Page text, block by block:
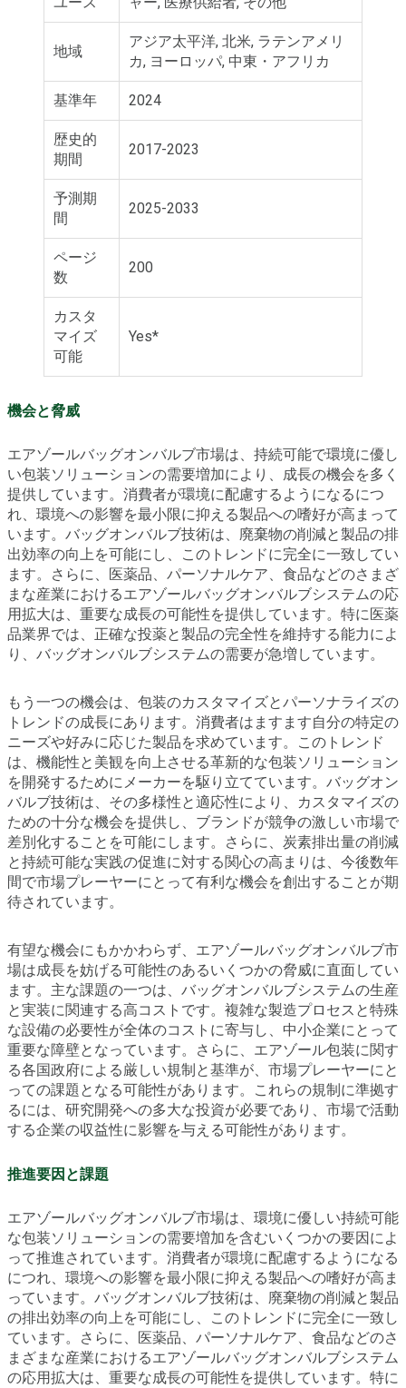
地域
アジア太平洋, 北米, ラテンアメリ
カ, ヨーロッパ, 中東・アフリカ
基準年 2024
歴史的
期間
2017-2023
予測期
間
2025-2033
ページ
数
200
カスタ
マイズ
可能
Yes*
機会と脅威
エアゾールバッグオンバルブ市場は、持続可能で環境に優し
い包装ソリューションの需要増加により、成長の機会を多く
提供しています。消費者が環境に配慮するようになるにつ
れ、環境への影響を最小限に抑える製品への嗜好が高まって
います。バッグオンバルブ技術は、廃棄物の削減と製品の排
出効率の向上を可能にし、このトレンドに完全に一致してい
ます。さらに、医薬品、パーソナルケア、食品などのさまざ
まな産業におけるエアゾールバッグオンバルブシステムの応
用拡大は、重要な成長の可能性を提供しています。特に医薬
品業界では、正確な投薬と製品の完全性を維持する能力によ
り、バッグオンバルブシステムの需要が急増しています。
もう一つの機会は、包装のカスタマイズとパーソナライズの
トレンドの成長にあります。消費者はますます自分の特定の
ニーズや好みに応じた製品を求めています。このトレンド
は、機能性と美観を向上させる革新的な包装ソリューション
を開発するためにメーカーを駆り立てています。バッグオン
バルブ技術は、その多様性と適応性により、カスタマイズの
ための十分な機会を提供し、ブランドが競争の激しい市場で
差別化することを可能にします。さらに、炭素排出量の削減
と持続可能な実践の促進に対する関心の高まりは、今後数年
間で市場プレーヤーにとって有利な機会を創出することが期
待されています。
有望な機会にもかかわらず、エアゾールバッグオンバルブ市
場は成長を妨げる可能性のあるいくつかの脅威に直面してい
ます。主な課題の一つは、バッグオンバルブシステムの生産
と実装に関連する高コストです。複雑な製造プロセスと特殊
な設備の必要性が全体のコストに寄与し、中小企業にとって
重要な障壁となっています。さらに、エアゾール包装に関す
る各国政府による厳しい規制と基準が、市場プレーヤーにと
っての課題となる可能性があります。これらの規制に準拠す
るには、研究開発への多大な投資が必要であり、市場で活動
する企業の収益性に影響を与える可能性があります。
推進要因と課題
エアゾールバッグオンバルブ市場は、環境に優しい持続可能
な包装ソリューションの需要増加を含むいくつかの要因によ
って推進されています。消費者が環境に配慮するようになる
につれ、環境への影響を最小限に抑える製品への嗜好が高ま
っています。バッグオンバルブ技術は、廃棄物の削減と製品
の排出効率の向上を可能にし、このトレンドに完全に一致し
ています。さらに、医薬品、パーソナルケア、食品などのさ
まざまな産業におけるエアゾールバッグオンバルブシステム
の応用拡大は、重要な成長の可能性を提供しています。特に